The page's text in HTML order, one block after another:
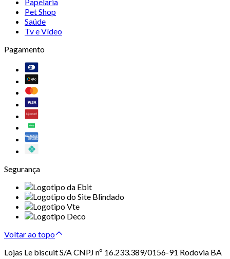
Pet Shop
Saúde
Tv e Vídeo
Pagamento
Segurança
Voltar ao topo
Lojas Le biscuit S/A CNPJ nº 16.233.389/0156-91 Rodovia BA